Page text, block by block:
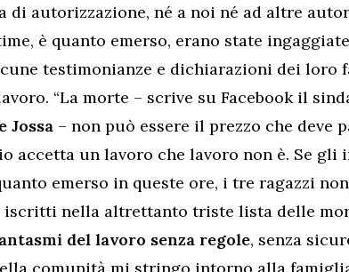
di autorizzazione, né a noi né ad altre
è quanto emerso, erano state
testimonianze e dichiarazioni dei loro
“La morte – scrive su Facebook il
Jossa – non può essere il prezzo che deve
accetta un lavoro che lavoro non è. Se gli
emerso in queste ore, i tre ragazzi
iscritti nella altrettanto triste lista delle
del lavoro senza regole, senza
comunità mi stringo intorno alla